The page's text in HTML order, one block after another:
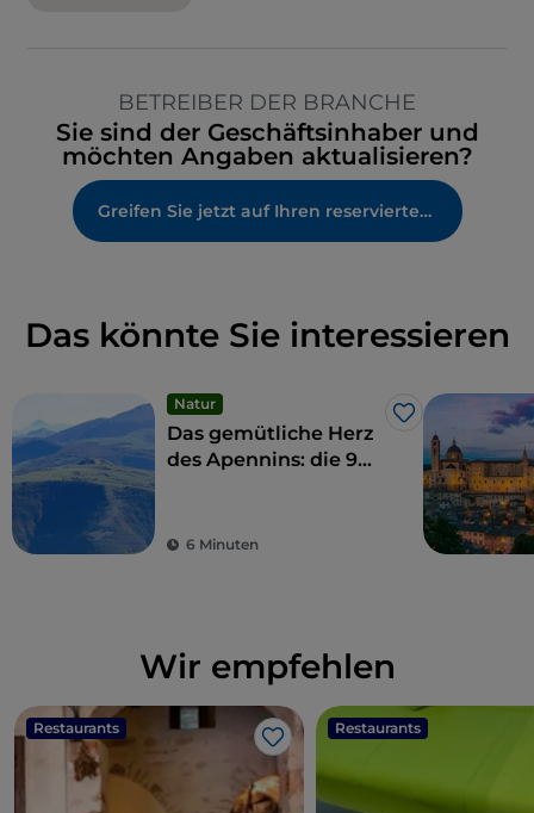
BETREIBER DER BRANCHE
Sie sind der Geschäftsinhaber und
möchten Angaben aktualisieren?
Greifen Sie jetzt auf Ihren reservierten Bereich zu
Das könnte Sie interessieren
Natur
Like
Das gemütliche Herz
des Apennins: die 9
6 Minuten
Wir empfehlen
Restaurants
Like
Restaurants